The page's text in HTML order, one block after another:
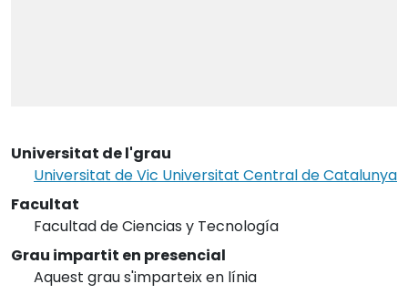
Universitat de l'grau
Universitat de Vic Universitat Central de Catalunya
Facultat
Facultad de Ciencias y Tecnología
Grau impartit en presencial
Aquest grau s'imparteix en línia